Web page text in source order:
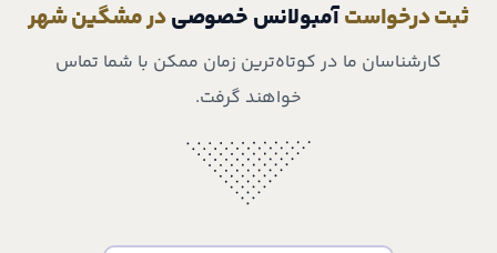
ثبت درخواستآمبولانس خصوصیدر مشگین شهر
کارشناسان ما در کوتاه‌ترین زمان ممکن با شما تماس
خواهند گرفت.